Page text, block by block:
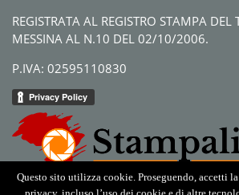
REGISTRATA AL REGISTRO STAMPA DEL
MESSINA AL N.10 DEL 02/10/2006.
P.IVA: 02595110830
Questo sito utilizza cookie. Proseguendo, accetti